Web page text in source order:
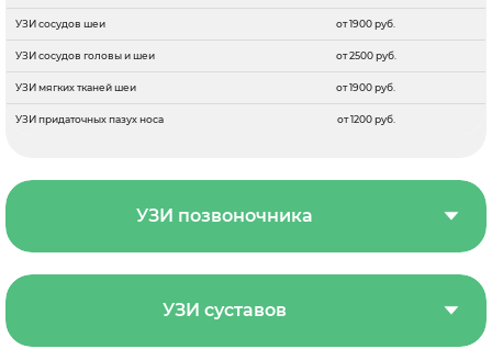
УЗИ сосудов шеи от 1900 руб.
УЗИ сосудов головы и шеи от 2500 руб.
УЗИ мягких тканей шеи от 1900 руб.
УЗИ придаточных пазух носа от 1200 руб.
УЗИ позвоночника
УЗИ суставов